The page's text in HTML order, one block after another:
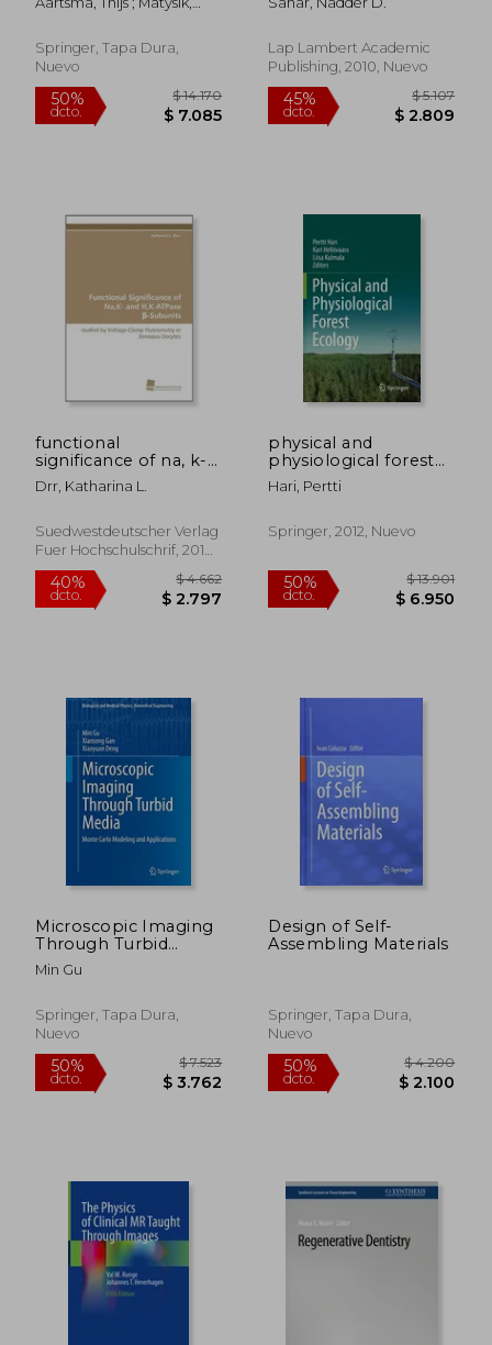
Volume II (en Inglés)
Springer, Tapa Dura,
Nuevo
50%
Lap Lambert Academic
Publishing, 2010, Nuevo
45%
functional
significance of na, k-
and h, k-atpase -
subunits (en Inglés)
Drr, Katharina L.
Suedwestdeutscher Verlag
Fuer Hochschulschrif, 2010,
Nuevo
40%
dcto.
$ 4.662
physical and
physiological forest
ecology (en Inglés)
Hari, Pertti
Springer, 2012, Nuevo
50%
dcto. $
Microscopic Imaging
Through Turbid
Media: Monte Carlo
Modeling and
(Biological and
Medical Physics,
Engineering)
Min Gu
Springer, Tapa Dura,
Nuevo
Design of Self-
Assembling Materials
Springer, Tapa Dura,
Nuevo